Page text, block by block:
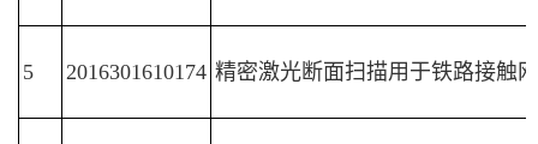
5 2016301610174 精密激光断面扫描用于铁路接触